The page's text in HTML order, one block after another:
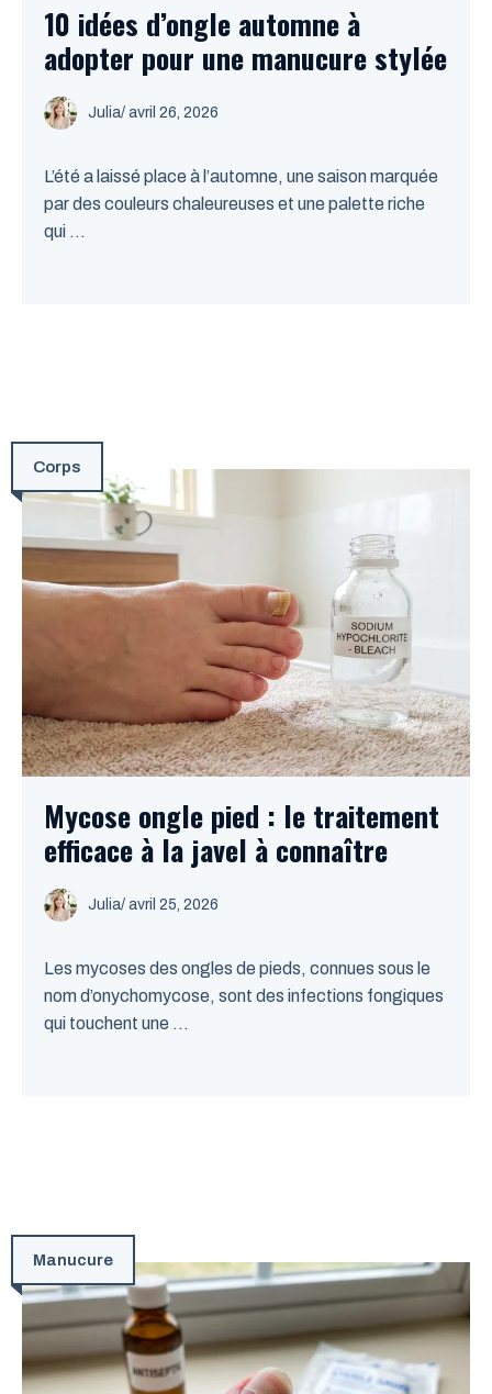
10 idées d’ongle automne à
adopter pour une manucure stylée
Julia/ avril 26, 2026
L’été a laissé place à l’automne, une saison marquée
par des couleurs chaleureuses et une palette riche
qui ...
Corps
Mycose ongle pied : le traitement
efficace à la javel à connaître
Julia/ avril 25, 2026
Les mycoses des ongles de pieds, connues sous le
nom d’onychomycose, sont des infections fongiques
qui touchent une ...
Manucure